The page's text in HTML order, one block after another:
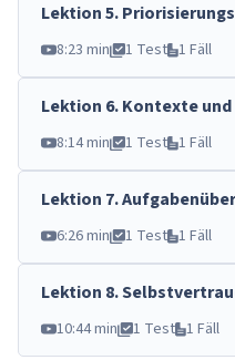
Lektion5.
8:23 min 1 Test 1 Fäll
Lektion 6.Kontexte
8:14 min 1 Test 1 Fäll
Lektion 7.
6:26 min 1 Test 1 Fäll
Lektion 8.
10:44 min 1 Test 1 Fäll